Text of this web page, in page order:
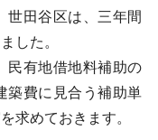
世田谷区は、三年間
した。
有地借地料補助の
築費に見合う補助単
求めておきます。